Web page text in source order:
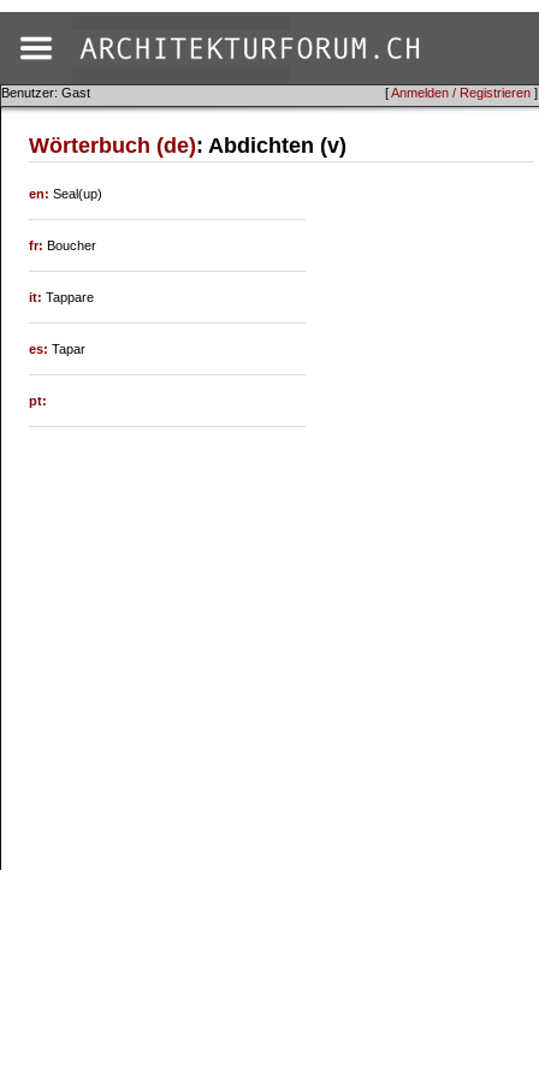
[Anmelden / Registrieren ]
Benutzer: Gast
Wörterbuch (de): Abdichten (v)
en:Seal(up)
fr:Boucher
it:Tappare
es:Tapar
pt: